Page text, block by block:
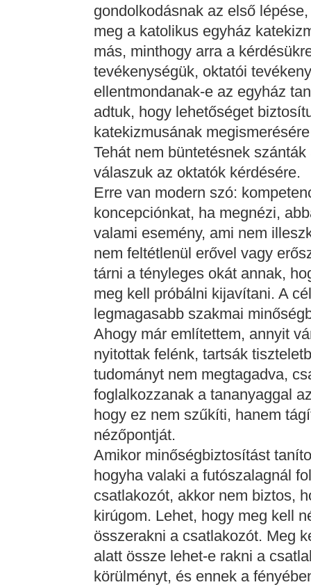
gondolkodásnak az első
meg a katolikus egyház
más, minthogy arra a
tevékenységük, oktatói
ellentmondanak-e az egyház
adtuk, hogy lehetőséget
katekizmusának
Tehát nem büntetésnek
válaszuk az oktatók kérdésére.
Erre van modern szó:
koncepciónkat, ha megnézi,
valami esemény, ami nem
nem feltétlenül erővel vagy
tárni a tényleges okát annak,
meg kell próbálni kijavítani. A
legmagasabb szakmai
Ahogy már említettem, annyit
nyitottak felénk, tartsák
tudományt nem megtagadva,
foglalkozzanak a tananyaggal
hogy ez nem szűkíti, hanem
nézőpontját.
Amikor minőségbiztosítást
hogyha valaki a futószalagnál
csatlakozót, akkor nem biztos,
kirúgom. Lehet, hogy meg kell
összerakni a csatlakozót. Meg
alatt össze lehet-e rakni a
körülményt, és ennek a